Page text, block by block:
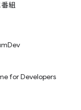
組
for Developers